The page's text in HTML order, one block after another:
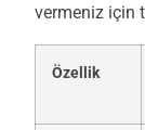
vermeniz için
Özellik